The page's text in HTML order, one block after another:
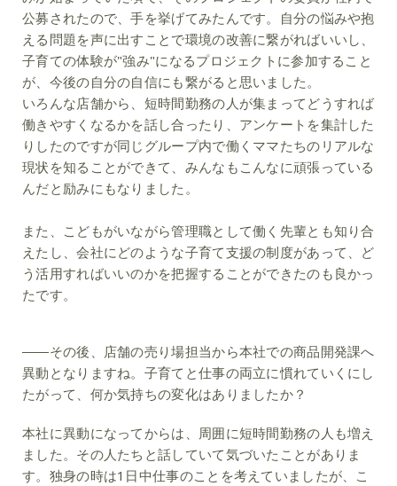
公募されたので、手を挙げてみたんです。自分の悩みや抱
える問題を声に出すことで環境の改善に繋がればいいし、
子育ての体験が"強み"になるプロジェクトに参加すること
が、今後の自分の自信にも繋がると思いました。
いろんな店舗から、短時間勤務の人が集まってどうすれば
働きやすくなるかを話し合ったり、アンケートを集計した
りしたのですが同じグループ内で働くママたちのリアルな
現状を知ることができて、みんなもこんなに頑張っている
んだと励みにもなりました。
また、こどもがいながら管理職として働く先輩とも知り合
えたし、会社にどのような子育て支援の制度があって、ど
う活用すればいいのかを把握することができたのも良かっ
たです。
――その後、店舗の売り場担当から本社での商品開発課へ
異動となりますね。子育てと仕事の両立に慣れていくにし
たがって、何か気持ちの変化はありましたか？
本社に異動になってからは、周囲に短時間勤務の人も増え
ました。その人たちと話していて気づいたことがありま
す。独身の時は1日中仕事のことを考えていましたが、こ